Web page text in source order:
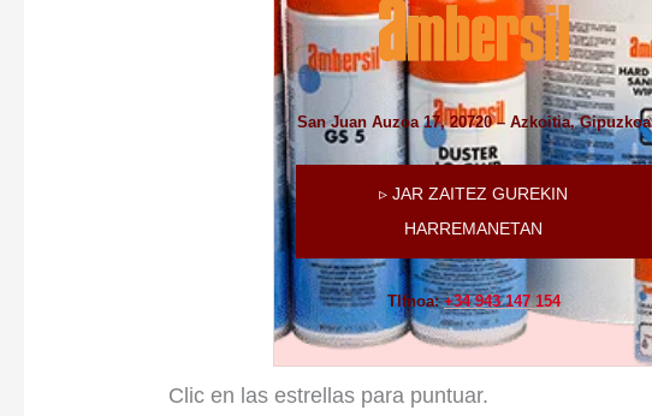
San Juan Auzoa 17, 20720 – Azkoitia, Gipuzkoa
▹ JAR ZAITEZ GUREKIN
HARREMANETAN
Tlfnoa:+34 943 147 154
Clic en las estrellas para puntuar.